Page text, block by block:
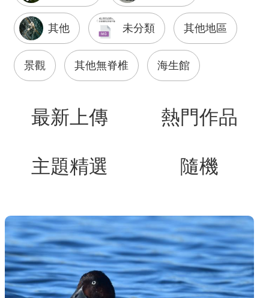
諮
詢
服
務
會
網
站
導
覽
其他 未分類 其他地區
景觀 其他無脊椎 海生館
最新上傳 熱門作品
主題精選 隨機